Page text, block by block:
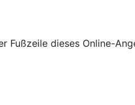
Fußzeile dieses Online-